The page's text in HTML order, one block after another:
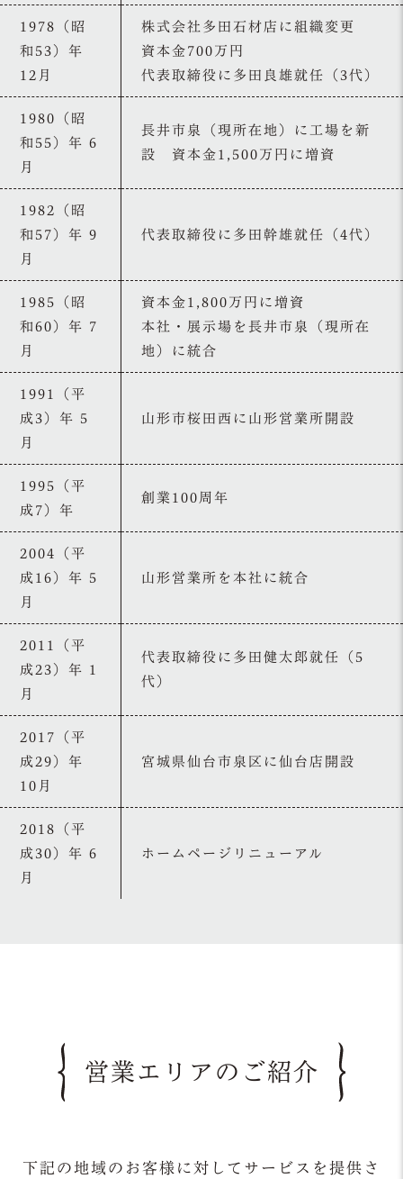
1978（昭
和53）年
12月
株式会社多田石材店に組織変更
資本金700万円
代表取締役に多田良雄就任（3代）
1980（昭
和55）年 6
月
長井市泉（現所在地）に工場を新
設 資本金1,500万円に増資
1982（昭
和57）年 9
月
代表取締役に多田幹雄就任（4代）
1985（昭
和60）年 7
月
資本金1,800万円に増資
本社・展示場を長井市泉（現所在
地）に統合
1991（平
成3）年 5
月
山形市桜田西に山形営業所開設
1995（平
成7）年
創業100周年
2004（平
成16）年 5
月
山形営業所を本社に統合
2011（平
成23）年 1
月
代表取締役に多田健太郎就任（5
代）
2017（平
成29）年
10月
宮城県仙台市泉区に仙台店開設
2018（平
成30）年 6
月
ホームページリニューアル
営業エリアのご紹介
下記の地域のお客様に対してサービスを提供さ